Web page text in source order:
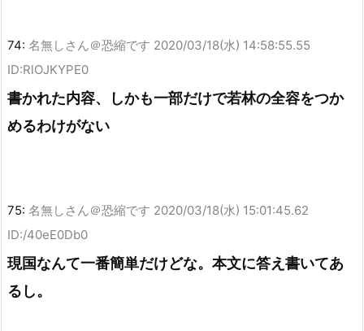
74: 名無しさん＠恐縮です 2020/03/18(水) 14:58:55.55
ID:RlOJKYPE0
書かれた内容、しかも一部だけで若林の全容をつか
めるわけがない
75: 名無しさん＠恐縮です 2020/03/18(水) 15:01:45.62
ID:/40eE0Db0
現国なんて一番簡単だけどな。本文に答え書いてあ
るし。